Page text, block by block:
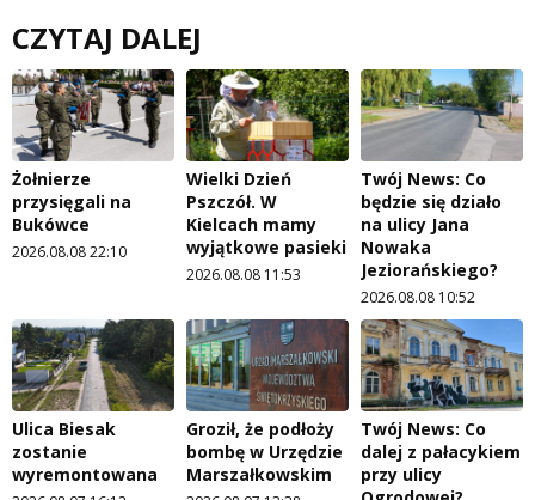
CZYTAJ DALEJ
Żołnierze
przysięgali na
Bukówce
2026.08.08 22:10
Wielki Dzień
Pszczół. W
Kielcach mamy
wyjątkowe pasieki
2026.08.08 11:53
Twój News: Co
będzie się działo
na ulicy Jana
Nowaka
Jeziorańskiego?
2026.08.08 10:52
Ulica Biesak
zostanie
wyremontowana
Groził, że podłoży
bombę w Urzędzie
Marszałkowskim
Twój News: Co
dalej z pałacykiem
przy ulicy